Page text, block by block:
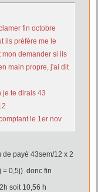
fin octobre
ils préfère me le
demander si ils
main propre, j'ai dit
je te dirais 43
le 1er nov
payé 43sem/12 x 2
= 0,5j) donc fin
soit 10,56 h